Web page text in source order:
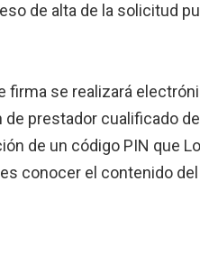
de alta de la solicitud
se realizará
prestador cualificado
de un código PIN que
conocer el contenido